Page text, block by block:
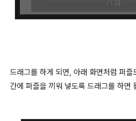
드래그를 하게 되면, 아래 화면처럼 퍼
간에 퍼즐을 끼워 넣도록 드래그를 하면